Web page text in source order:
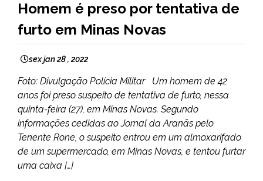
MINAS
GERAIS
Homem é preso por tentativa de
furto em Minas Novas
sex jan 28 , 2022
Foto: Divulgação Polícia Militar Um homem de 42
anos foi preso suspeito de tentativa de furto, nessa
quinta-feira (27), em Minas Novas. Segundo
informações cedidas ao Jornal da Aranãs pelo
Tenente Rone, o suspeito entrou em um almoxarifado
de um supermercado, em Minas Novas, e tentou furtar
uma caixa […]